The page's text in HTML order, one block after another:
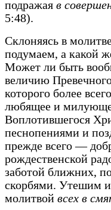
подражая в
5:48).
Склоняясь в
подумаем, а какой
Может ли быть
величию
которого более
любящее и
Воплотившегося
песнопениями и
прежде всего —
рождественской
заботой ближних,
скорбями. Утешим
молитвой всех в